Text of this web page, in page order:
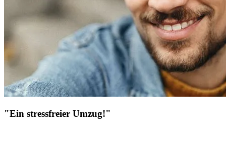
"Ein stressfreier Umzug!"